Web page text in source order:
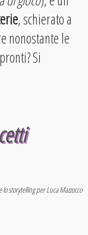
, schierato a
nonostante le
Si
storytelling per Luca Mazzocco